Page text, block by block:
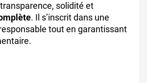
solidité et
. Il s’inscrit dans une
tout en garantissant